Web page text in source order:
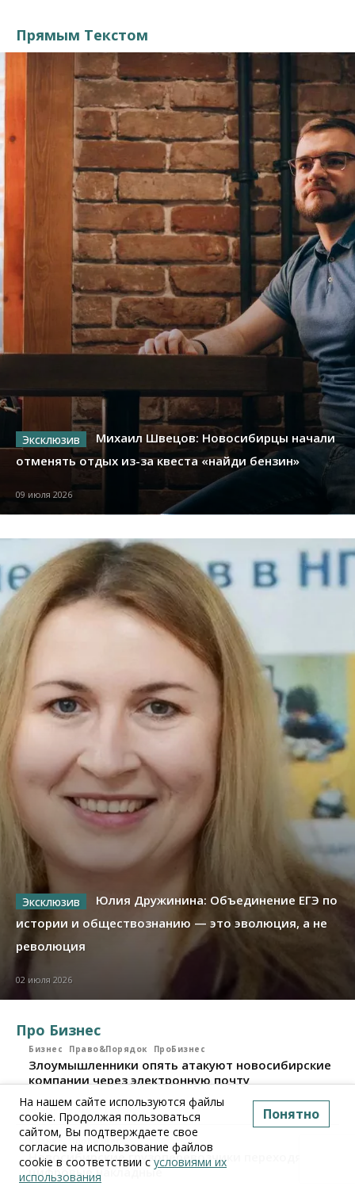
Прямым Текстом
Михаил Швецов: Новосибирцы начали
отменять отдых из-за квеста «найди бензин»
09 июля 2026
Юлия Дружинина: Объединение ЕГЭ по
истории и обществознанию — это эволюция, а не
революция
02 июля 2026
Про Бизнес
Бизнес Право&Порядок ПроБизнес
Злоумышленники опять атакуют новосибирские
компании через электронную почту
06 августа 2026, 11:00
Бизнес ПроБизнес
Новосибирские грузоперевозчики переходят на
цифровые накладные
На нашем сайте используются файлы
cookie. Продолжая пользоваться
сайтом, Вы подтверждаете свое
согласие на использование файлов
cookie в соответствии с условиями их
использования
Понятно